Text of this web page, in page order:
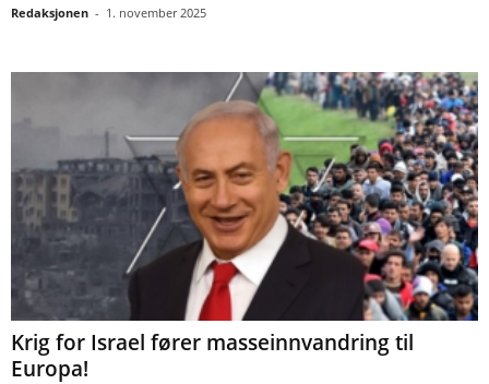
Redaksjonen - 1. november 2025
Krig for Israel fører masseinnvandring til
Europa!